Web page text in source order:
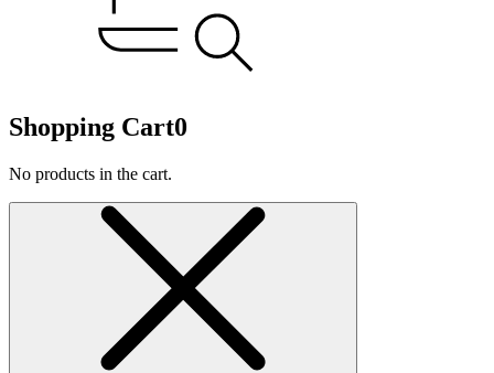
Shopping Cart0
No products in the cart.